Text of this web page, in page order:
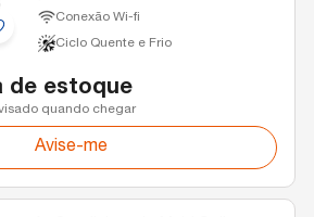
Conexão Wi-fi
Ciclo Quente e Frio
de estoque
quando chegar
Avise-me